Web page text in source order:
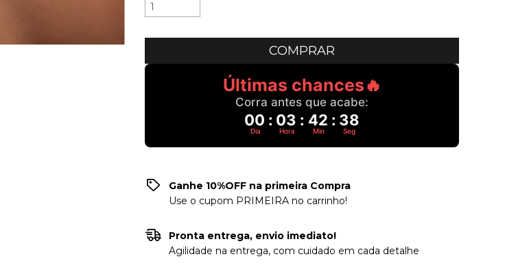
Últimas chances🔥
Corra antes que acabe:
00 : 03 : 42 : 37
Dia Hora Min Seg
Ganhe 10%OFF na primeira Compra
Use o cupom PRIMEIRA no carrinho!
Pronta entrega, envio imediato!
Agilidade na entrega, com cuidado em cada detalhe